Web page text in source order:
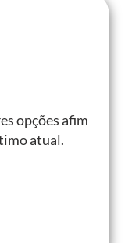
opções afim
atual.